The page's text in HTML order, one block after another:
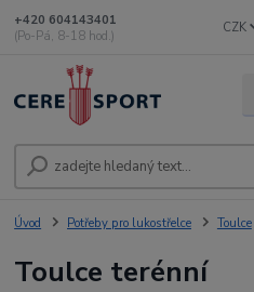
CZK
+420 604143401
(Po-Pá, 8-18 hod.)
Úvod Potřeby pro lukostřelce Toulce
Toulce terénní